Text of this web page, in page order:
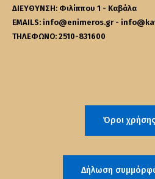
ΔΙΕΥΘΥΝΣΗ: Φιλίππου 1 - Καβάλα
EMAILS: info@enimeros.gr -
ΤΗΛΕΦΩΝΟ: 2510-831600
Όροι χρήσης
Δήλωση